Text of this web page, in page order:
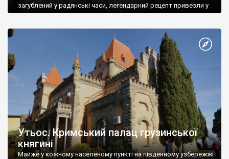
загублений у радянські часи, легендарний рецепт привезли у
Ніжин греки?
Утьос. Кримський палац грузинської
княгині
Майже у кожному населеному пункті на південному узбережжі